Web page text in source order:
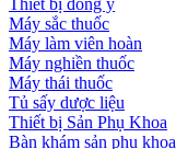
Thiết bị đông y
Máy sắc thuốc
Máy làm viên hoàn
Máy nghiền thuốc
Máy thái thuốc
Tủ sấy dược liệu
Thiết bị Sản Phụ Khoa
Bàn khám sản phụ khoa